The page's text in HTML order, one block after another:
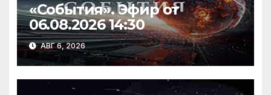
«События». Эфир от
06.08.2026 14:30
АВГ 6, 2026